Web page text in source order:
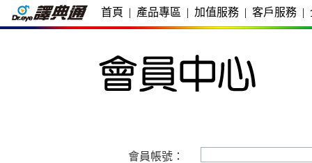
首頁 | 產品專區 | 加值服務 | 客戶服務 |
會員帳號：